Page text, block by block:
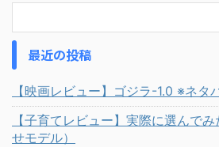
最近の投稿
【映画レビュー】ゴジラ-1.0 ※ネタ
【子育てレビュー】実際に選んで
せモデル）